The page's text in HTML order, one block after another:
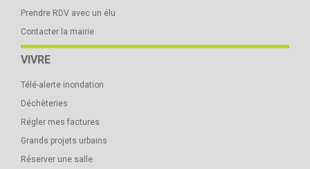
Prendre RDV avec un élu
Contacter la mairie
VIVRE
Télé-alerte inondation
Déchèteries
Régler mes factures
Grands projets urbains
Réserver une salle